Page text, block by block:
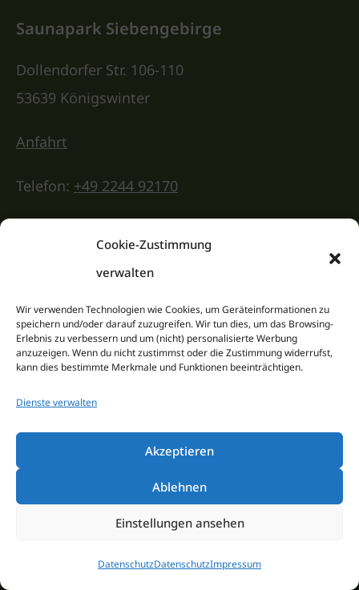
Cookie-Zustimmung
verwalten
Wir verwenden Technologien wie Cookies, um Geräteinformationen zu
speichern und/oder darauf zuzugreifen. Wir tun dies, um das Browsing-
Erlebnis zu verbessern und um (nicht) personalisierte Werbung
anzuzeigen. Wenn du nicht zustimmst oder die Zustimmung widerrufst,
kann dies bestimmte Merkmale und Funktionen beeinträchtigen.
Dienste verwalten
Akzeptieren
Ablehnen
Einstellungen ansehen
DatenschutzDatenschutzImpressum
Saunapark Siebengebirge
Dollendorfer Str. 106-110
53639 Königswinter
Anfahrt
Telefon: +49 2244 92170
www.saunapark-siebengebirge.de
Saunawelt
Saunavarianten
Online-
Beauty & Spa
Hallenbad
Arrangements
Gutscheine
Saunapark Shop
Impressum